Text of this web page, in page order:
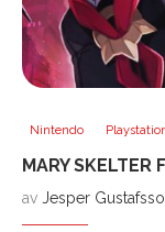
Nintendo
MARY SKELTER
av Jesper